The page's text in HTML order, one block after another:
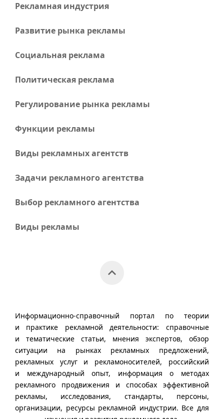
Рекламная индустрия
Развитие рынка рекламы
Социальная реклама
Политическая реклама
Регулирование рынка рекламы
Функции рекламы
Виды рекламных агентств
Задачи рекламного агентства
Выбор рекламного агентства
Виды рекламы
Информационно-справочный портал по теории
и практике рекламной деятельности: справочные
и тематические статьи, мнения экспертов, обзор
ситуации на рынках рекламных предложений,
рекламных услуг и рекламоносителей, российский
и международный опыт, информация о методах
рекламного продвижения и способах эффективной
рекламы, исследования, стандарты, персоны,
организации, ресурсы рекламной индустрии. Все для